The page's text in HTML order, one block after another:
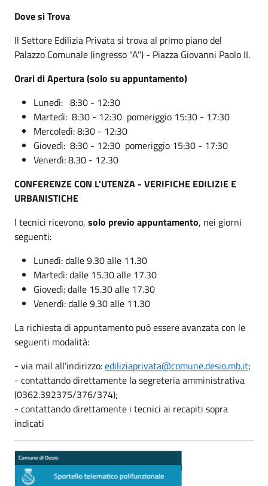
Dove si Trova
Il Settore Edilizia Privata si trova al primo piano del
Palazzo Comunale (ingresso "A") - Piazza Giovanni Paolo II.
Orari di Apertura (solo su appuntamento)
Lunedì: 8:30 - 12:30
Martedì: 8:30 - 12:30 pomeriggio 15:30 - 17:30
Mercoledì: 8:30 - 12:30
Giovedì: 8:30 - 12:30 pomeriggio 15:30 - 17:30
Venerdì: 8.30 - 12.30
CONFERENZE CON L'UTENZA - VERIFICHE EDILIZIE E
URBANISTICHE
I tecnici ricevono, solo previo appuntamento, nei giorni
seguenti:
Lunedì: dalle 9.30 alle 11.30
Martedì: dalle 15.30 alle 17.30
Giovedì: dalle 15.30 alle 17.30
Venerdì: dalle 9.30 alle 11.30
La richiesta di appuntamento può essere avanzata con le
seguenti modalità:
- via mail all’indirizzo:ediliziaprivata@comune.desio.mb.it;
- contattando direttamente la segreteria amministrativa
(0362.392375/376/374);
- contattando direttamente i tecnici ai recapiti sopra
indicati